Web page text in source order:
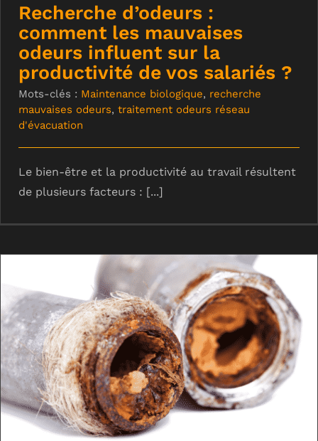
Recherche d’odeurs :
comment les mauvaises
odeurs influent sur la
productivité de vos salariés ?
Mots-clés : Maintenance biologique, recherche
mauvaises odeurs, traitement odeurs réseau
d'évacuation
Le bien-être et la productivité au travail résultent
de plusieurs facteurs : [...]
Fosses de relevage bouchées,
mauvaises odeurs : que faire ?